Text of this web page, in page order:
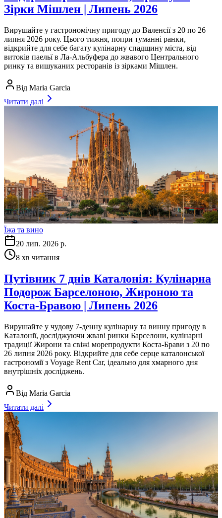
Зірки Мішлен | Липень 2026
Вирушайте у гастрономічну пригоду до Валенсії з 20 по 26
липня 2026 року. Цього тижня, попри туманні ранки,
відкрийте для себе багату кулінарну спадщину міста, від
витоків паельї в Ла-Альбуфера до жвавого Центрального
ринку та вишуканих ресторанів із зірками Мішлен.
Від Maria Garcia
Читати далі
Їжа та вино
20 лип. 2026 р.
8 хв читання
Путівник 7 днів Каталонія: Кулінарна
Подорож Барселоною, Жироною та
Коста-Бравою | Липень 2026
Вирушайте у чудову 7-денну кулінарну та винну пригоду в
Каталонії, досліджуючи жваві ринки Барселони, кулінарні
традиції Жирони та свіжі морепродукти Коста-Брави з 20 по
26 липня 2026 року. Відкрийте для себе серце каталонської
гастрономії з Voyage Rent Car, ідеально для хмарного дня
внутрішніх досліджень.
Від Maria Garcia
Читати далі